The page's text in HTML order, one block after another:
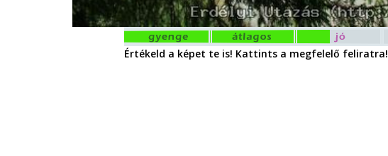
Értékeld a képet te is! Kattints a megfelelő feliratra!